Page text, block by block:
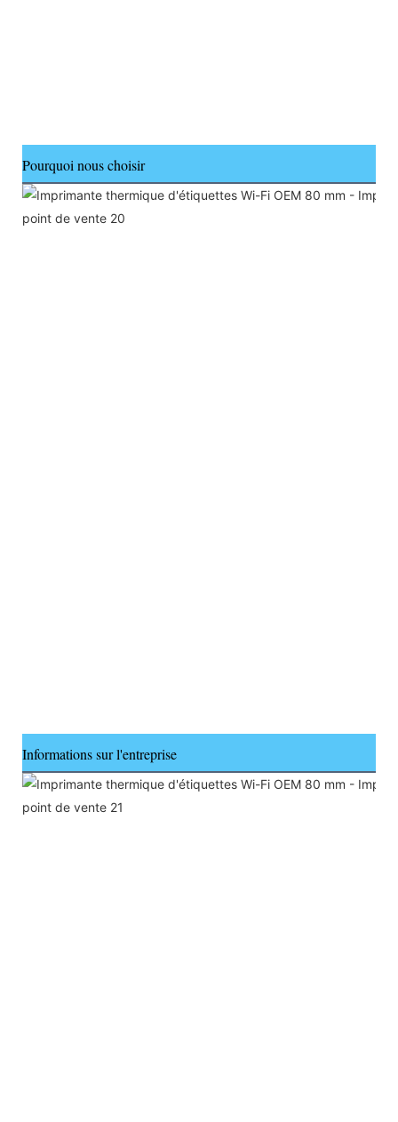
Pourquoi nous choisir
Informations sur l'entreprise